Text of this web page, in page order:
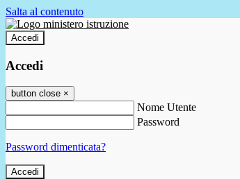
Salta al contenuto
Accedi
Accedi
button close ×
Nome Utente
Password
Password dimenticata?